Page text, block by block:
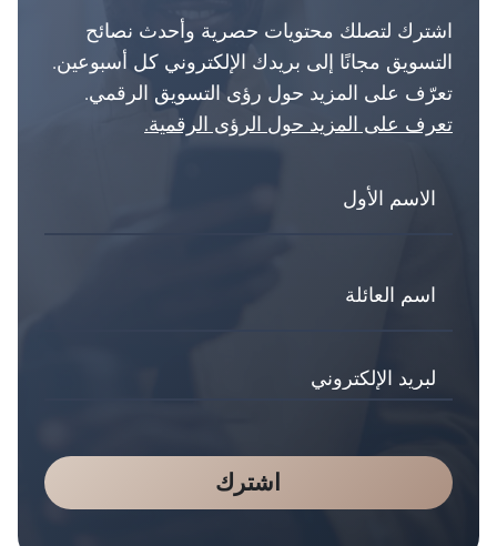
اشترك لتصلك محتويات حصرية وأحدث نصائح
التسويق مجانًا إلى بريدك الإلكتروني كل أسبوعين.
تعرّف على المزيد حول رؤى التسويق الرقمي.
تعرف على المزيد حول الرؤى الرقمية.
اشترك